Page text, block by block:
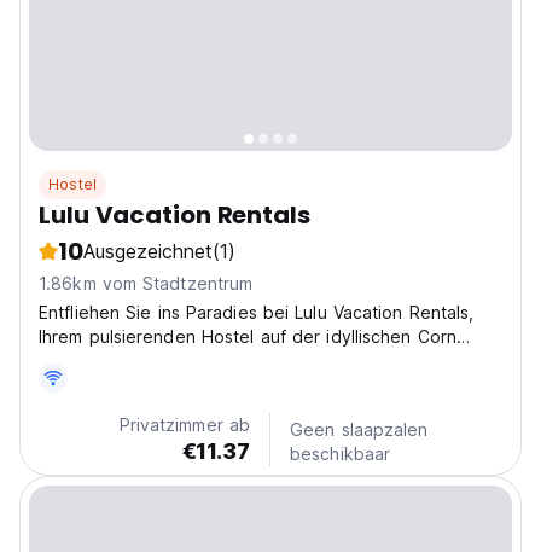
Hostel
Lulu Vacation Rentals
10Ausgezeichnet(1)
1.86km vom Stadtzentrum
Entfliehen Sie ins Paradies bei Lulu Vacation Rentals,
Ihrem pulsierenden Hostel auf der idyllischen Corn
karibische Atmosphäre dieses atemberaubenden Ortes
und genießen Sie gleichzeitig eine gemütliche und...
Privatzimmer ab
€11.37
Geen slaapzalen
beschikbaar